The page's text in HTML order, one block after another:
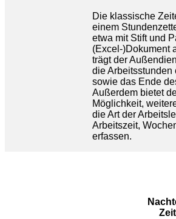
Die klassische
einem
etwa mit Stift und
(Excel-)Dokument
trägt der
die Arbeitsstunden
sowie das Ende
Außerdem bietet
Möglichkeit,
die Art der
Arbeitszeit,
erfassen.